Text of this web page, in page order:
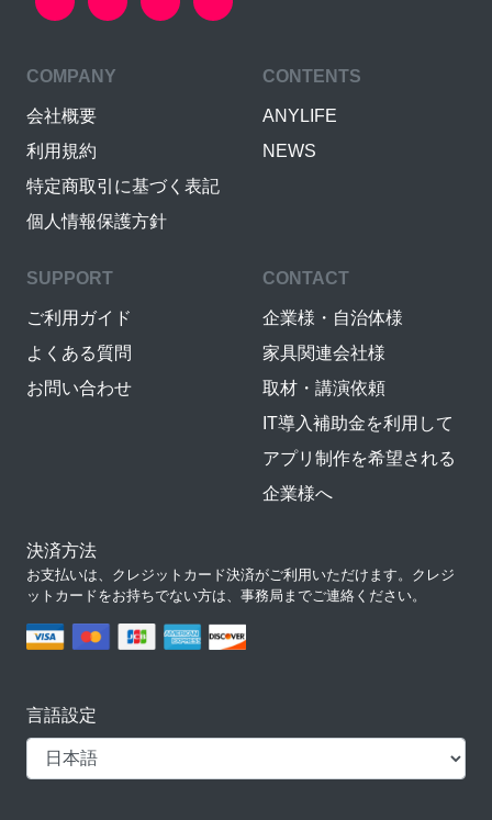
COMPANY
会社概要
利用規約
特定商取引に基づく表記
個人情報保護方針
CONTENTS
ANYLIFE
NEWS
SUPPORT
ご利用ガイド
よくある質問
お問い合わせ
CONTACT
企業様・自治体様
家具関連会社様
取材・講演依頼
IT導入補助金を利用して
アプリ制作を希望される
企業様へ
決済方法
お支払いは、クレジットカード決済がご利用いただけます。クレジ
ットカードをお持ちでない方は、事務局までご連絡ください。
言語設定